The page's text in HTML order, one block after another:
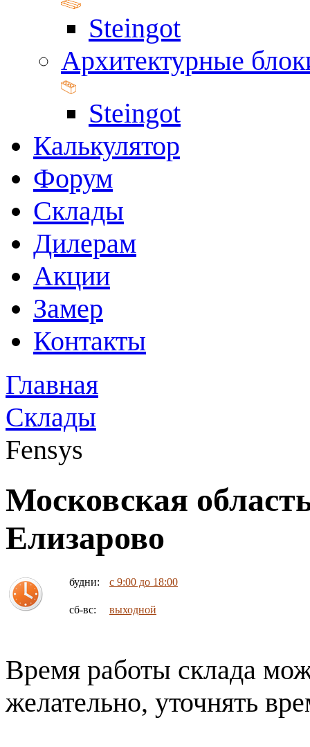
Steingot
Архитектурные
Steingot
Калькулятор
Форум
Склады
Дилерам
Акции
Замер
Контакты
Главная
Склады
Fensys
Московская
Елизарово
будни: с 9:00 до 18:00
сб-вс: выходной
Время работы склада
желательно, уточнять